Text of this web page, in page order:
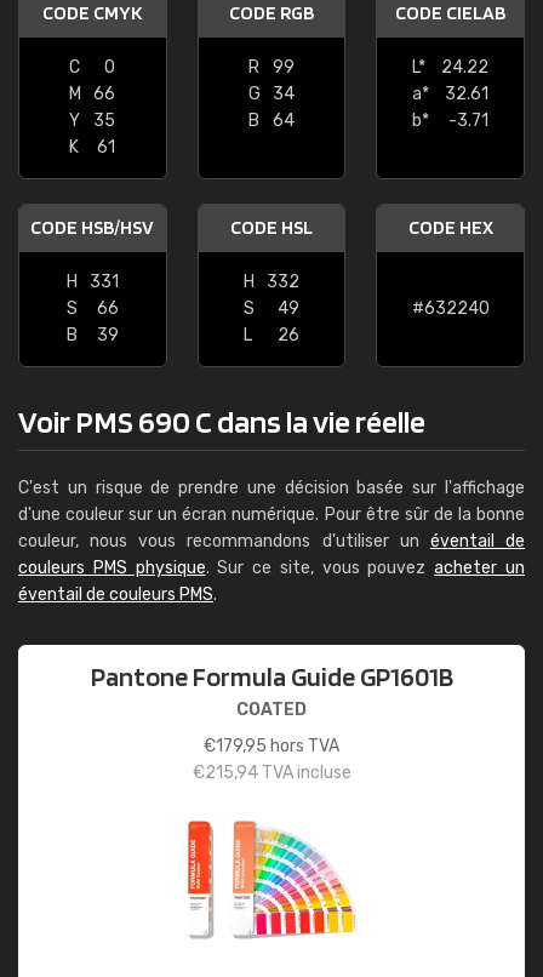
CODE CMYK
C
0
M
66
Y
35
K
61
CODE RGB
R
99
G
34
B
64
CODE CIELAB
L*
24.22
a*
32.61
b*
-3.71
CODE HSB/HSV
H
331
S
66
B
39
CODE HSL
H
332
S
49
L
26
CODE HEX
#632240
Voir PMS 690 C dans la vie réelle
C'est un risque de prendre une décision basée sur l'affichage
d'une couleur sur un écran numérique. Pour être sûr de la bonne
couleur, nous vous recommandons d'utiliser un éventail de
couleurs PMS physique. Sur ce site, vous pouvezacheter un
éventail de couleurs PMS.
Pantone Formula Guide GP1601B
COATED
€179,95 hors TVA
€215,94TVA incluse